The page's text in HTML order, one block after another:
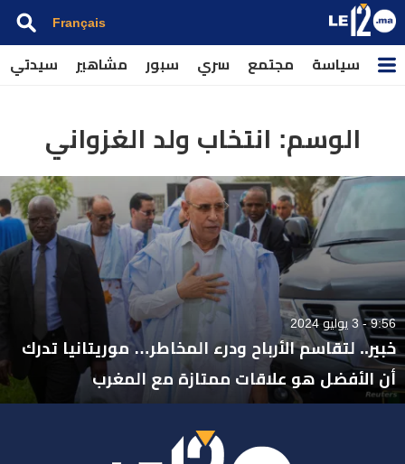
Français
سياسة مجتمع سري سبور مشاهير سيدتي
الوسم: انتخاب ولد الغزواني
9:56 - 3 يوليو 2024
خبير.. لتقاسم الأرباح ودرء المخاطر… موريتانيا تدرك
أن الأفضل هو علاقات ممتازة مع المغرب